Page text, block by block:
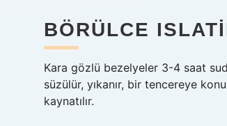
BÖRÜLCE
Kara gözlü bezelyeler 3-4 saat
süzülür, yıkanır, bir tencereye
kaynatılır.